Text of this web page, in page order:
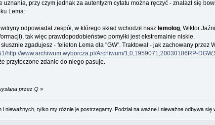
przy czym jednak za autentyzm cytatu można ręczyć - znalazł się
Lema:
odpowiadał zespół, w którego skład wchodził nasz lemolog, Wiktor
tak więc prawdopodobieństwo pomyłki jest ekstremalnie niskie.
zgadujesz - felieton Lema dla "GW". Traktował - jak zachowany
http://www.archiwum.wyborcza.pl/Archiwum/1,0,1959071,20030106RP-
przytoczone zdanie do niego pasuje.
przez Q»
nieważnych, tylko my różnie je postrzegamy. Podział na ważne i nieważne odbywa